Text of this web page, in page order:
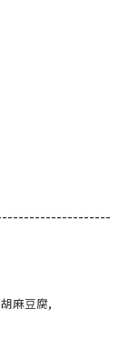
麻豆腐